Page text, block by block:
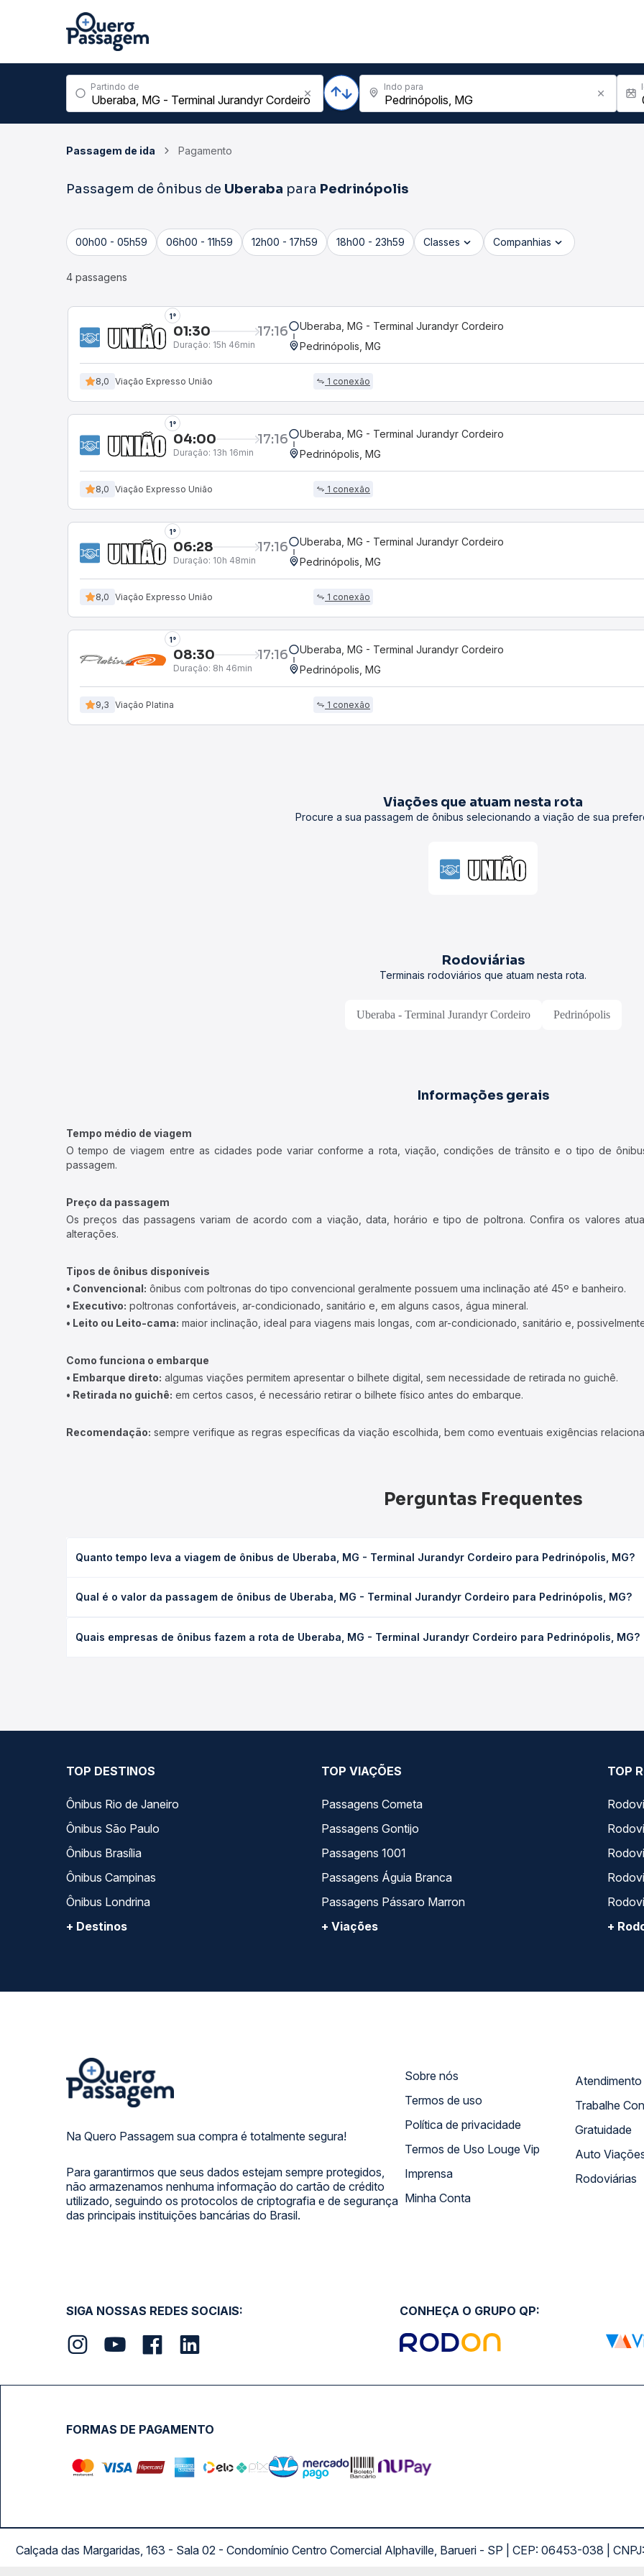
Partindo de Indo para
Passagem de ida Pagamento
Passagem de ônibus de Uberaba para Pedrinópolis
00h00 - 05h59 06h00 - 11h59 12h00 - 17h59 18h00 - 23h59 Classes Companhias
4 passagens
1°
01:30 17:16
Duração: 15h 46min
Uberaba, MG - Terminal Jurandyr Cordeiro
Pedrinópolis, MG
8,0 Viação Expresso União 1 conexão
1°
04:00 17:16
Duração: 13h 16min
Uberaba, MG - Terminal Jurandyr Cordeiro
Pedrinópolis, MG
8,0 Viação Expresso União 1 conexão
1°
06:28 17:16
Duração: 10h 48min
Uberaba, MG - Terminal Jurandyr Cordeiro
Pedrinópolis, MG
8,0 Viação Expresso União 1 conexão
1°
08:30 17:16
Duração: 8h 46min
Uberaba, MG - Terminal Jurandyr Cordeiro
Pedrinópolis, MG
9,3 Viação Platina 1 conexão
Viações que atuam nesta rota
Procure a sua passagem de ônibus selecionando a viação de sua
Rodoviárias
Terminais rodoviários que atuam nesta rota.
Uberaba - Terminal Jurandyr Cordeiro Pedrinópolis
Informações gerais
Tempo médio de viagem
O tempo de viagem entre as cidades pode variar conforme a rota, viação, condições de trânsito e o tipo de
passagem.
Preço da passagem
Os preços das passagens variam de acordo com a viação, data, horário e tipo de poltrona. Confira os valores
alterações.
Tipos de ônibus disponíveis
• Convencional: ônibus com poltronas do tipo convencional geralmente possuem uma inclinação até 45º e banheiro.
• Executivo: poltronas confortáveis, ar-condicionado, sanitário e, em alguns casos, água mineral.
• Leito ou Leito-cama: maior inclinação, ideal para viagens mais longas, com ar-condicionado, sanitário e,
Como funciona o embarque
• Embarque direto: algumas viações permitem apresentar o bilhete digital, sem necessidade de retirada no guichê.
• Retirada no guichê: em certos casos, é necessário retirar o bilhete físico antes do embarque.
Recomendação: sempre verifique as regras específicas da viação escolhida, bem como eventuais exigências
Perguntas Frequentes
Quanto tempo leva a viagem de ônibus de Uberaba, MG - Terminal Jurandyr Cordeiro para Pedrinópolis, MG?
(convencional, executivo ou leito) e as condições de tráfego. Na Quero Passagem você consulta os horários
Qual é o valor da passagem de ônibus de Uberaba, MG - Terminal Jurandyr Cordeiro para Pedrinópolis, MG?
empresa, o tipo de poltrona e a antecedência da compra. Na Quero Passagem você compara os preços de todas as
Quais empresas de ônibus fazem a rota de Uberaba, MG - Terminal Jurandyr Cordeiro para Pedrinópolis, MG?
TOP DESTINOS
Ônibus Rio de Janeiro
Ônibus São Paulo
Ônibus Brasília
Ônibus Campinas
Ônibus Londrina
+ Destinos
TOP VIAÇÕES
Passagens Cometa
Passagens Gontijo
Passagens 1001
Passagens Águia Branca
Passagens Pássaro Marron
+ Viações
TOP
+
Na Quero Passagem sua compra é totalmente segura!
Para garantirmos que seus dados estejam sempre protegidos,
não armazenamos nenhuma informação do cartão de crédito
utilizado, seguindo os protocolos de criptografia e de segurança
das principais instituições bancárias do Brasil.
Sobre nós
Termos de uso
Política de privacidade
Termos de Uso Louge Vip
Imprensa
Minha Conta
Trabalhe
Gratuidade
Auto
Rodoviárias
SIGA NOSSAS REDES SOCIAIS: CONHEÇA O GRUPO QP:
FORMAS DE PAGAMENTO
Calçada das Margaridas, 163 - Sala 02 - Condomínio Centro Comercial Alphaville, Barueri - SP | CEP: 06453-038 |